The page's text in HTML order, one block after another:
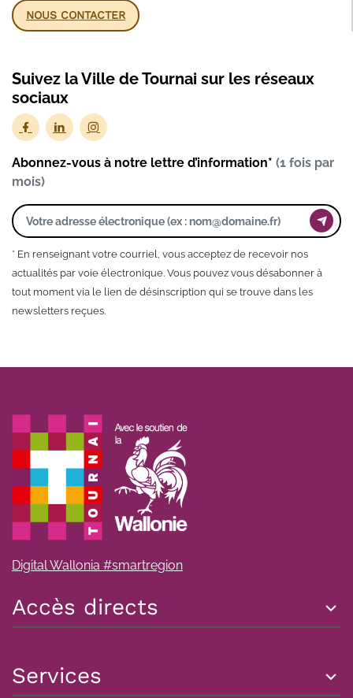
NOUS CONTACTER
Suivez la Ville de Tournai sur les réseaux
sociaux
Abonnez-vous à notre lettre d’information* (1 fois par
mois)
* En renseignant votre courriel, vous acceptez de recevoir nos
actualités par voie électronique. Vous pouvez vous désabonner à
tout moment via le lien de désinscription qui se trouve dans les
newsletters reçues.
Digital Wallonia #smartregion
Accès directs
Services